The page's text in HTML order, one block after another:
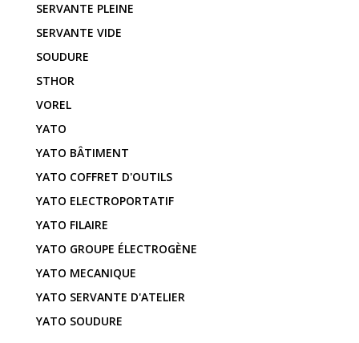
SERVANTE PLEINE
SERVANTE VIDE
SOUDURE
STHOR
VOREL
YATO
YATO BÂTIMENT
YATO COFFRET D'OUTILS
YATO ELECTROPORTATIF
YATO FILAIRE
YATO GROUPE ÉLECTROGÈNE
YATO MECANIQUE
YATO SERVANTE D'ATELIER
YATO SOUDURE